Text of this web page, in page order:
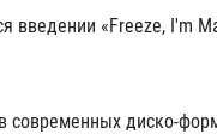
«Freeze, I'm